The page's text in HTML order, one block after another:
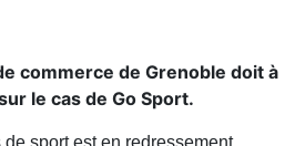
commerce de Grenoble doit à
le cas de Go Sport.